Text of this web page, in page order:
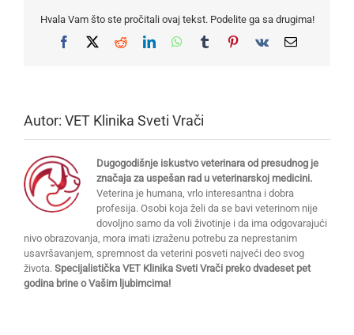
Hvala Vam što ste pročitali ovaj tekst. Podelite ga sa drugima!
Facebook
X RedditLinkedInWhatsApp
TumblrPinterest
Vk Email
Autor: VET Klinika Sveti Vrači
Dugogodišnje iskustvo veterinara od presudnog je
značaja za uspešan rad u veterinarskoj medicini.
Veterina je humana, vrlo interesantna i dobra
profesija. Osobi koja želi da se bavi veterinom nije
dovoljno samo da voli životinje i da ima odgovarajući
nivo obrazovanja, mora imati izraženu potrebu za neprestanim
usavršavanjem, spremnost da veterini posveti najveći deo svog
života. Specijalistička VET Klinika Sveti Vrači preko dvadeset pet
godina brine o Vašim ljubimcima!